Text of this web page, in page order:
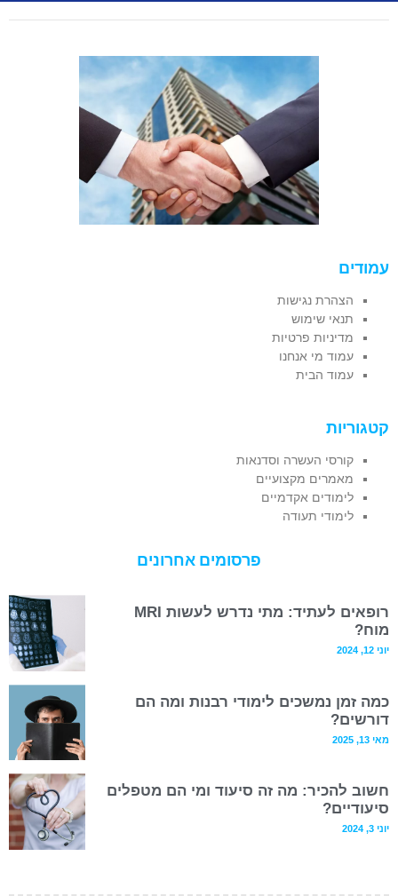
עמודים
הצהרת נגישות
תנאי שימוש
מדיניות פרטיות
עמוד מי אנחנו
עמוד הבית
קטגוריות
קורסי העשרה וסדנאות
מאמרים מקצועיים
לימודים אקדמיים
לימודי תעודה
פרסומים אחרונים
רופאים לעתיד: מתי נדרש לעשות MRI
מוח?
יוני 12, 2024
כמה זמן נמשכים לימודי רבנות ומה הם
דורשים?
מאי 13, 2025
חשוב להכיר: מה זה סיעוד ומי הם מטפלים
סיעודיים?
יוני 3, 2024